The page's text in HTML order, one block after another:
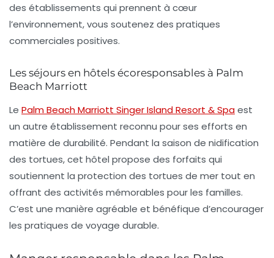
des établissements qui prennent à cœur
l’environnement, vous soutenez des pratiques
commerciales positives.
Les séjours en hôtels écoresponsables à Palm
Beach Marriott
Le Palm Beach Marriott Singer Island Resort & Spaest
un autre établissement reconnu pour ses efforts en
matière de durabilité. Pendant la saison de nidification
des tortues, cet hôtel propose des forfaits qui
soutiennent la protection des tortues de mer tout en
offrant des activités mémorables pour les familles.
C’est une manière agréable et bénéfique d’encourager
les pratiques de voyage durable.